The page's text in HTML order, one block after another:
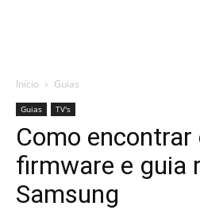
Início Guias
Guias TV's
Como encontrar
firmware e guia
Samsung